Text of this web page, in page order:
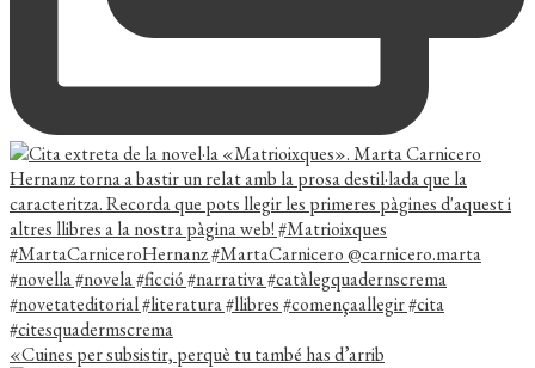
«Cuines per subsistir, perquè tu també has d’arrib